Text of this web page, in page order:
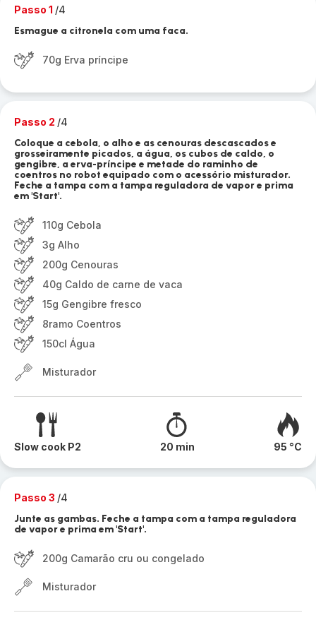
Passo 1 /4
Esmague a citronela com uma faca.
70g Erva príncipe
Passo 2 /4
Coloque a cebola, o alho e as cenouras descascados e
grosseiramente picados, a água, os cubos de caldo, o
gengibre, a erva-príncipe e metade do raminho de
coentros no robot equipado com o acessório misturador.
Feche a tampa com a tampa reguladora de vapor e prima
em 'Start'.
110g Cebola
3g Alho
200g Cenouras
40g Caldo de carne de vaca
15g Gengibre fresco
8ramo Coentros
150cl Água
Misturador
Slow cook P2 20 min 95 °C
Passo 3 /4
Junte as gambas. Feche a tampa com a tampa reguladora
de vapor e prima em 'Start'.
200g Camarão cru ou congelado
Misturador